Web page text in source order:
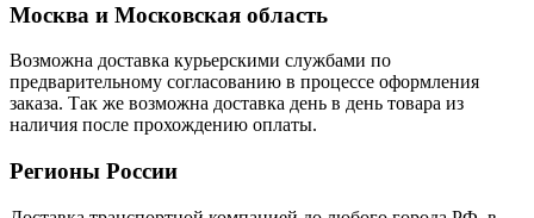
Москва и Московская область
Возможна доставка курьерскими службами по
предварительному согласованию в процессе оформления
заказа. Так же возможна доставка день в день товара из
наличия после прохождению оплаты.
Регионы России